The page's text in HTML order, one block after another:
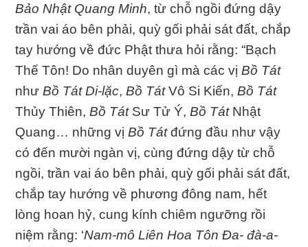
Bảo Nhật Quang Minh, từ chỗ ngồi đứng dậy
trần vai áo bên phải, quỳ gối phải sát đất, chắp
tay hướng về đức Phật thưa hỏi rằng: “Bạch
Thế Tôn! Do nhân duyên gì mà các vịBồ Tát
nhưBồ Tát Di-lặc,Bồ TátVô Si Kiến,Bồ Tát
Thủy Thiên,Bồ Tát Sư Tử Ý,Bồ Tát Nhật
Quang… những vịBồ Tátđứng đầu như vậy
có đến mười ngàn vị, cùng đứng dậy từ chỗ
ngồi, trần vai áo bên phải, quỳ gối phải sát đất,
chắp tay hướng về phương đông nam, hết
lòng hoan hỷ, cung kính chiêm ngưỡng rồi
niệm rằng: ‘Nam-mô Liên Hoa Tôn Đa- đà-a-